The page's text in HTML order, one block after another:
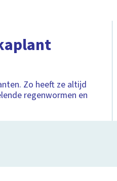
Zo heeft ze altijd
regenwormen en